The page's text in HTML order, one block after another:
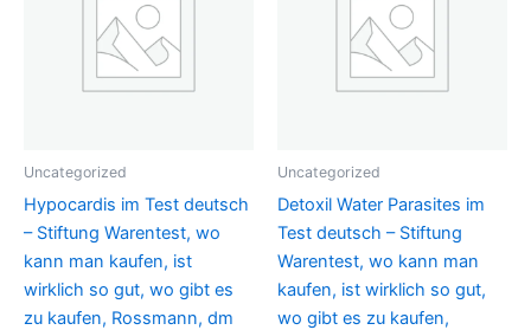
Uncategorized
Hypocardis im Test deutsch
– Stiftung Warentest, wo
kann man kaufen, ist
wirklich so gut, wo gibt es
zu kaufen, Rossmann, dm
Uncategorized
Detoxil Water Parasites im
Test deutsch – Stiftung
Warentest, wo kann man
kaufen, ist wirklich so gut,
wo gibt es zu kaufen,